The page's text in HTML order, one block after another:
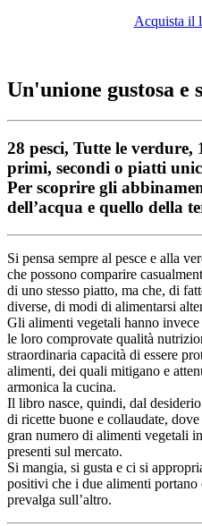
Acquista il
Un'unione gustosa e
28 pesci, Tutte le verdure,
primi, secondi o piatti
Per scoprire gli
dell’acqua e quello della
Si pensa sempre al pesce e alla
che possono comparire
di uno stesso piatto, ma che, di
diverse, di modi di alimentarsi
Gli alimenti vegetali hanno
le loro comprovate qualità
straordinaria capacità di essere
alimenti, dei quali mitigano e
armonica la cucina.
Il libro nasce, quindi, dal
di ricette buone e collaudate,
gran numero di alimenti vegetali
presenti sul mercato.
Si mangia, si gusta e ci si
positivi che i due alimenti portano
prevalga sull’altro.